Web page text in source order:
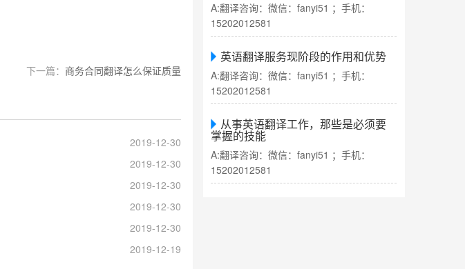
下一篇： 商务合同翻译怎么保证质量
2019-12-30
2019-12-30
2019-12-30
2019-12-30
2019-12-30
2019-12-19
A:翻译咨询：微信：fanyi51 ；手机：
15202012581
英语翻译服务现阶段的作用和优势
A:翻译咨询：微信：fanyi51 ；手机：
15202012581
从事英语翻译工作，那些是必须要
掌握的技能
A:翻译咨询：微信：fanyi51 ；手机：
15202012581